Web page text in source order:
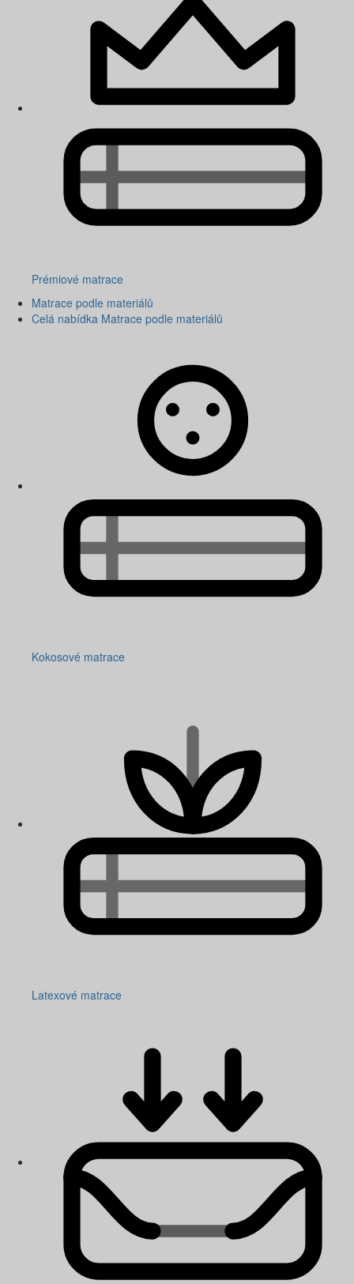
Prémiové matrace
Matrace podle materiálů
Celá nabídka Matrace podle materiálů
Kokosové matrace
Latexové matrace